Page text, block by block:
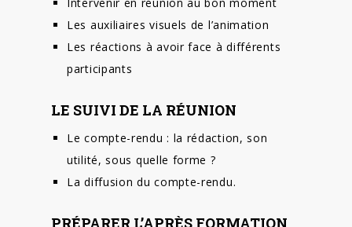
Les auxiliaires visuels de l’animation
Les réactions à avoir face à différents
participants
LE SUIVI DE LA RÉUNION
Le compte-rendu : la rédaction, son
utilité, sous quelle forme ?
La diffusion du compte-rendu.